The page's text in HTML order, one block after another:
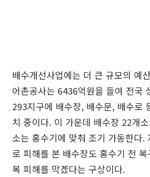
배수개선사업에는 더 큰 규모의 예
어촌공사는 6436억원을 들여 전국
293지구에 배수장, 배수문, 배수로
치 중이다. 이 가운데 배수장 22개
소는 홍수기에 맞춰 조기 가동한다.
로 피해를 본 배수장도 홍수기 전
복 피해를 막겠다는 구상이다.